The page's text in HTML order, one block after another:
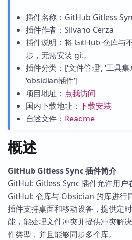
插件名称：GitHub Gitless
插件作者：Silvano Cerza
插件说明：将 GitHub 仓库与
步，无需安装 git。
插件分类：[‘文件管理’, ‘工具集
‘obsidian插件’]
项目地址： 点我访问
国内下载地址： 下载安装
自述文件： Readme
概述
GitHub Gitless Sync 插件简介
GitHub Gitless Sync 插件允许用户
GitHub 仓库与 Obsidian 的库进行
插件支持桌面和移动设备，提供定
能，能处理文件冲突并提供冲突解
件类型，并且能够同步多个库。